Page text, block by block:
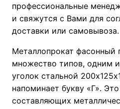
профессиональные
и свяжутся с Вами для
доставки или самовывоза.
Металлопрокат фасонный
множество типов, одним
уголок стальной
напоминает букву «Г».
составляющих